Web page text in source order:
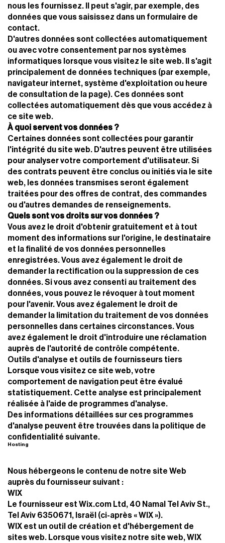
nous les fournissez. Il peut s'agir, par exemple, des
données que vous saisissez dans un formulaire de
contact.
D'autres données sont collectées automatiquement
ou avec votre consentement par nos systèmes
informatiques lorsque vous visitez le site web. Il s'agit
principalement de données techniques (par exemple,
navigateur internet, système d'exploitation ou heure
de consultation de la page). Ces données sont
collectées automatiquement dès que vous accédez à
ce site web.
À quoi servent vos données ?
Certaines données sont collectées pour garantir
l'intégrité du site web. D'autres peuvent être utilisées
pour analyser votre comportement d'utilisateur. Si
des contrats peuvent être conclus ou initiés via le site
web, les données transmises seront également
traitées pour des offres de contrat, des commandes
ou d'autres demandes de renseignements.
Quels sont vos droits sur vos données ?
Vous avez le droit d'obtenir gratuitement et à tout
moment des informations sur l'origine, le destinataire
et la finalité de vos données personnelles
enregistrées. Vous avez également le droit de
demander la rectification ou la suppression de ces
données. Si vous avez consenti au traitement des
données, vous pouvez le révoquer à tout moment
pour l'avenir. Vous avez également le droit de
demander la limitation du traitement de vos données
personnelles dans certaines circonstances. Vous
avez également le droit d'introduire une réclamation
auprès de l'autorité de contrôle compétente.
Outils d'analyse et outils de fournisseurs tiers
Lorsque vous visitez ce site web, votre
comportement de navigation peut être évalué
statistiquement. Cette analyse est principalement
réalisée à l'aide de programmes d'analyse.
Des informations détaillées sur ces programmes
d'analyse peuvent être trouvées dans la politique de
confidentialité suivante.
Hosting
Nous hébergeons le contenu de notre site Web
auprès du fournisseur suivant :
WIX
Le fournisseur est Wix.com Ltd, 40 Namal Tel Aviv St.,
Tel Aviv 6350671, Israël (ci-après « WIX »).
WIX est un outil de création et d'hébergement de
sites web. Lorsque vous visitez notre site web, WIX